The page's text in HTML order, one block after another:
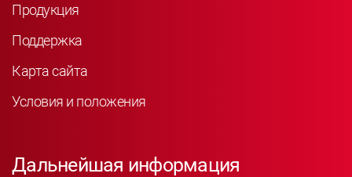
Продукция
Поддержка
Карта сайта
Условия и положения
Дальнейшая информация